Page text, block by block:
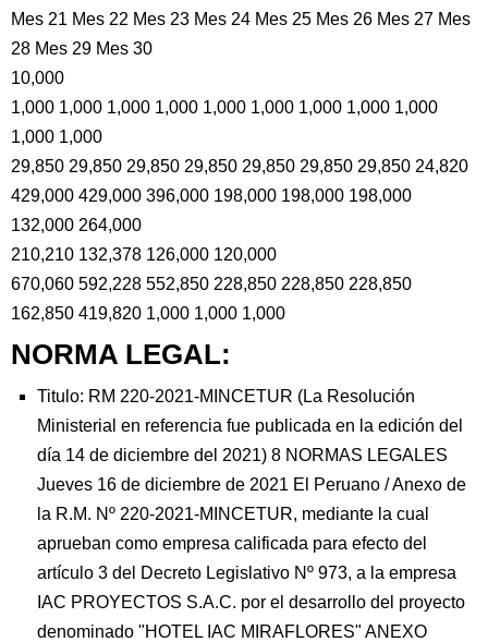
Mes 21 Mes 22 Mes 23 Mes 24 Mes 25 Mes 26 Mes 27 Mes
28 Mes 29 Mes 30
10,000
1,000 1,000 1,000 1,000 1,000 1,000 1,000 1,000 1,000
1,000 1,000
29,850 29,850 29,850 29,850 29,850 29,850 29,850 24,820
429,000 429,000 396,000 198,000 198,000 198,000
132,000 264,000
210,210 132,378 126,000 120,000
670,060 592,228 552,850 228,850 228,850 228,850
162,850 419,820 1,000 1,000 1,000
NORMA LEGAL:
Titulo: RM 220-2021-MINCETUR (La Resolución
Ministerial en referencia fue publicada en la edición del
día 14 de diciembre del 2021) 8 NORMAS LEGALES
Jueves 16 de diciembre de 2021 El Peruano / Anexo de
la R.M. Nº 220-2021-MINCETUR, mediante la cual
aprueban como empresa calificada para efecto del
artículo 3 del Decreto Legislativo Nº 973, a la empresa
IAC PROYECTOS S.A.C. por el desarrollo del proyecto
denominado "HOTEL IAC MIRAFLORES" ANEXO